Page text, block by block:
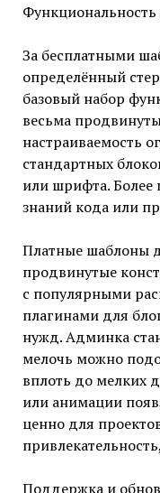
За бесплатными
определённый
базовый набор
весьма
настраиваемость
стандартных
или шрифта. Более
знаний кода или
Платные шаблоны
продвинутые
с популярными
плагинами для
нужд. Админка
мелочь можно
вплоть до мелких
или анимации
ценно для
Поддержка и